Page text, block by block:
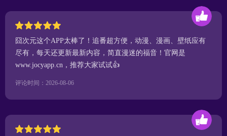
囧次元这个APP太棒了！追番超方便，动漫、漫画、壁纸应有
尽有，每天还更新最新内容，简直漫迷的福音！官网是
www.jocyapp.cn，推荐大家试试👍
评论时间：2026-08-06